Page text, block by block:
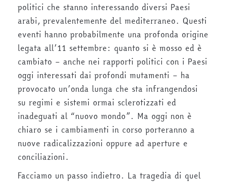
politici che stanno interessando diversi Paesi
arabi, prevalentemente del mediterraneo. Questi
eventi hanno probabilmente una profonda origine
legata all’11 settembre: quanto si è mosso ed è
cambiato – anche nei rapporti politici con i Paesi
oggi interessati dai profondi mutamenti – ha
provocato un’onda lunga che sta infrangendosi
su regimi e sistemi ormai sclerotizzati ed
inadeguati al “nuovo mondo”. Ma oggi non è
chiaro se i cambiamenti in corso porteranno a
nuove radicalizzazioni oppure ad aperture e
conciliazioni.
Facciamo un passo indietro. La tragedia di quel